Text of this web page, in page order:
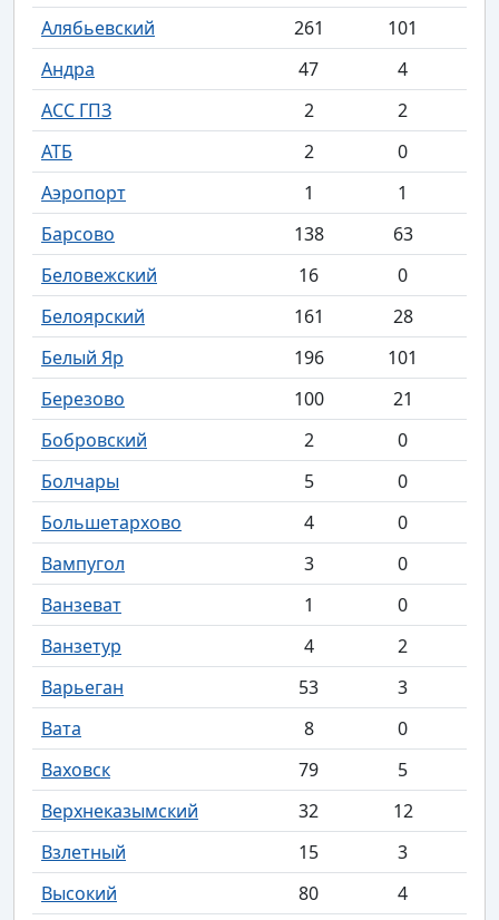
Алябьевский
261
101
Андра
47
4
АСС ГПЗ
2
2
АТБ
2
0
Аэропорт
1
1
Барсово
138
63
Беловежский
16
0
Белоярский
161
28
Белый Яр
196
101
Березово
100
21
Бобровский
2
0
Болчары
5
0
Большетархово
4
0
Вампугол
3
0
Ванзеват
1
0
Ванзетур
4
2
Варьеган
53
3
Вата
8
0
Ваховск
79
5
Верхнеказымский
32
12
Взлетный
15
3
Высокий
80
4